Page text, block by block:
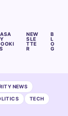
NEW
SLE
TTE
R
B
L
O
G
NEWS
TECH